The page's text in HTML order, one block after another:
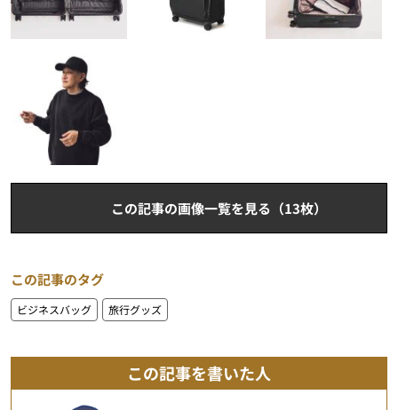
この記事の画像一覧を見る（13枚）
この記事のタグ
ビジネスバッグ 旅行グッズ
この記事を書いた人